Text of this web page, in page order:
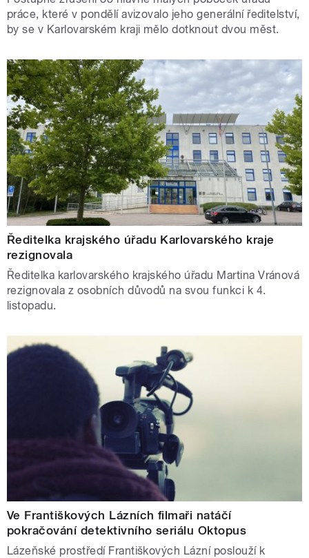
práce, které v pondělí avizovalo jeho generální ředitelství,
by se v Karlovarském kraji mělo dotknout dvou měst.
Ředitelka krajského úřadu Karlovarského kraje
rezignovala
Ředitelka karlovarského krajského úřadu Martina Vránová
rezignovala z osobních důvodů na svou funkci k 4.
listopadu.
Ve Františkových Lázních filmaři natáčí
pokračování detektivního seriálu Oktopus
Lázeňské prostředí Františkových Lázní poslouží k